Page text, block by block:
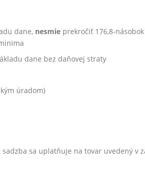
dane, nesmie prekročiť 176,8-
dane bez daňovej straty
úradom)
sadzba sa uplatňuje na tovar uvedený